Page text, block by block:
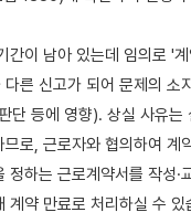
간이 남아 있는데 임의로 '
른 신고가 되어 문제의 소
단 등에 영향). 상실 사유는
므로, 근로자와 협의하여 계
정하는 근로계약서를 작성·
계약 만료로 처리하실 수 있